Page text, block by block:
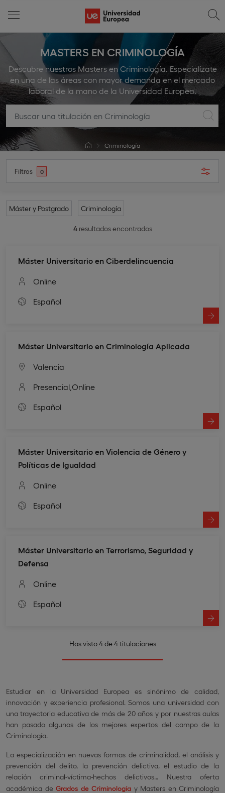
MASTERS EN CRIMINOLOGÍA
Descubre nuestros Masters en Criminología. Especialízate
en una de las áreas con mayor demanda en el mercado
laboral de la mano de la Universidad Europea.
Criminología
Filtros 0
Máster y Postgrado Criminología
4resultados encontrados
Máster Universitario en Ciberdelincuencia
Online
Español
Máster Universitario en Criminología Aplicada
Valencia
Presencial, Online
Español
Máster Universitario en Violencia de Género y
Políticas de Igualdad
Online
Español
Máster Universitario en Terrorismo, Seguridad y
Defensa
Online
Español
Has visto 4 de 4 titulaciones
Estudiar en la Universidad Europea es sinónimo de calidad,
innovación y experiencia profesional. Somos una universidad con
una trayectoria educativa de más de 20 años y por nuestras aulas
han pasado algunos de los mejores expertos del campo de la
Criminología.
La especialización en nuevas formas de criminalidad, el análisis y
prevención del delito, la prevención delictiva, el estudio de la
relación criminal-víctima-hechos delictivos… Nuestra oferta
académica de Grados de Criminología y Masters en Criminología